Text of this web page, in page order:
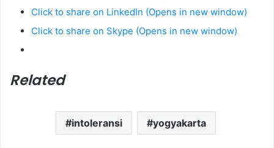
Click to share on LinkedIn (Opens in new window)
Click to share on Skype (Opens in new window)
Related
intoleransi yogyakarta